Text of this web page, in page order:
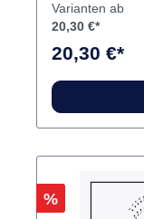
Varianten ab
20,30 €*
20,30 €*
Rabatt
%